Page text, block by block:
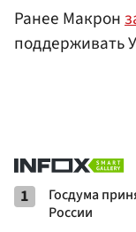
Ранее Макрон
поддерживать
1
Госдума
России